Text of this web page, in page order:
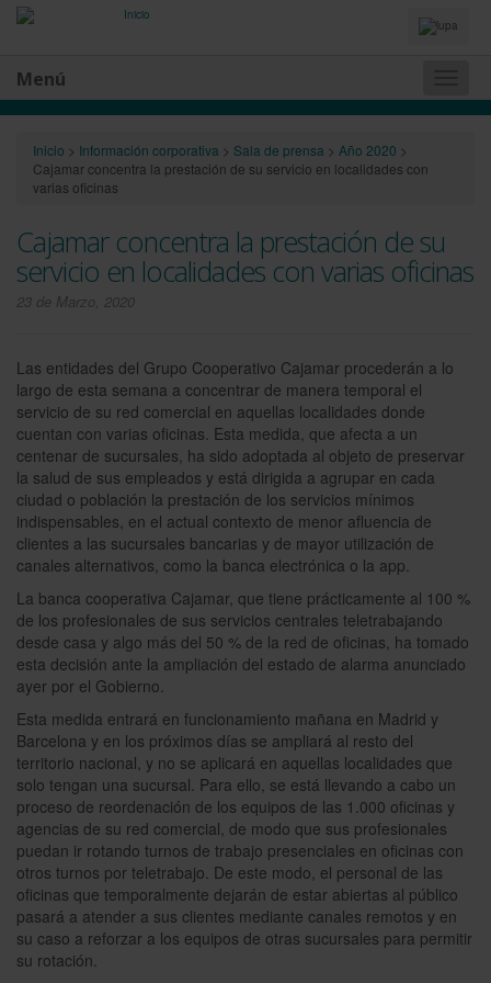
Idiomas
y
Menú
Inicio > Información corporativa > Sala de prensa > Año 2020 >
Cajamar concentra la prestación de su servicio en localidades con
varias oficinas
Cajamar concentra la prestación de su
servicio en localidades con varias oficinas
23 de Marzo, 2020
Las entidades del Grupo Cooperativo Cajamar procederán a lo
largo de esta semana a concentrar de manera temporal el
servicio de su red comercial en aquellas localidades donde
cuentan con varias oficinas. Esta medida, que afecta a un
centenar de sucursales, ha sido adoptada al objeto de preservar
la salud de sus empleados y está dirigida a agrupar en cada
ciudad o población la prestación de los servicios mínimos
indispensables, en el actual contexto de menor afluencia de
clientes a las sucursales bancarias y de mayor utilización de
canales alternativos, como la banca electrónica o la app.
La banca cooperativa Cajamar, que tiene prácticamente al 100 %
de los profesionales de sus servicios centrales teletrabajando
desde casa y algo más del 50 % de la red de oficinas, ha tomado
esta decisión ante la ampliación del estado de alarma anunciado
ayer por el Gobierno.
Esta medida entrará en funcionamiento mañana en Madrid y
Barcelona y en los próximos días se ampliará al resto del
territorio nacional, y no se aplicará en aquellas localidades que
solo tengan una sucursal. Para ello, se está llevando a cabo un
proceso de reordenación de los equipos de las 1.000 oficinas y
agencias de su red comercial, de modo que sus profesionales
puedan ir rotando turnos de trabajo presenciales en oficinas con
otros turnos por teletrabajo. De este modo, el personal de las
oficinas que temporalmente dejarán de estar abiertas al público
pasará a atender a sus clientes mediante canales remotos y en
su caso a reforzar a los equipos de otras sucursales para permitir
su rotación.